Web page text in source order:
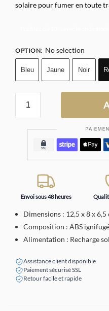
solaire pour fumer en toute
OPTION: No selection
Bleu Jaune Noir
Envoi sous 48 heures
Dimensions : 12,5 x 8 x 6,5
Composition : ABS
Alimentation : Recharge
Assistance client disponible
Paiement sécurisé SSL
Retour facile et rapide